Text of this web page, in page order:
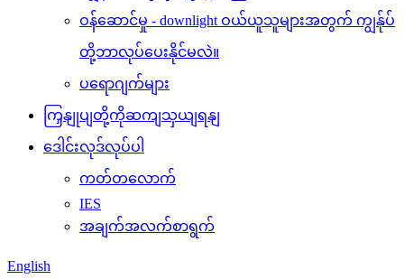
ဝန်ဆောင်မှု - downlight ဝယ်ယူသူများအတွက် ကျွန်ုပ်
တို့ဘာလုပ်ပေးနိုင်မလဲ။
ပရောဂျက်များ
ကြှနျုပျတို့ကိုဆကျသှယျရနျ
ဒေါင်းလုဒ်လုပ်ပါ
ကတ်တလောက်
IES
အချက်အလက်စာရွက်
English